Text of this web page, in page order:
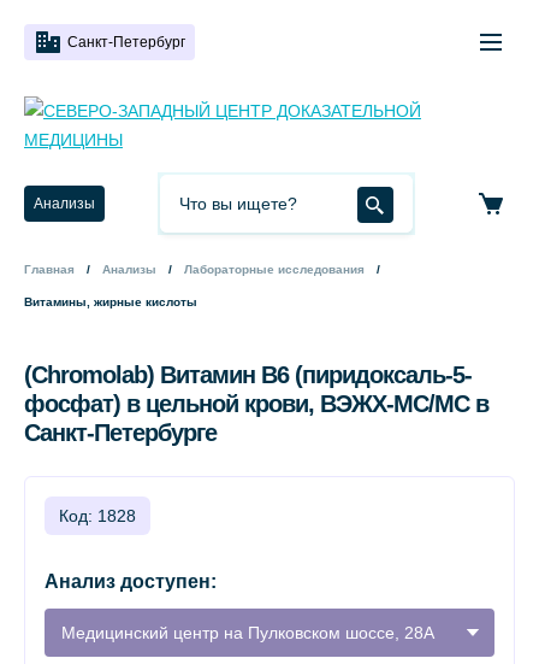
Санкт-Петербург
Анализы
Главная Анализы Лабораторные исследования
Витамины, жирные кислоты
(Chromolab) Витамин B6 (пиридоксаль-5-
фосфат) в цельной крови, ВЭЖХ-МС/МС в
Санкт-Петербурге
Код: 1828
Анализ доступен:
Медицинский центр на Пулковском шоссе, 28А